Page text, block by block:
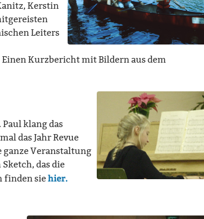
Kerstin
Leiters
Kurzbericht mit Bildern aus dem
klang das
das Jahr Revue
ganze Veranstaltung
das die
finden siehier.